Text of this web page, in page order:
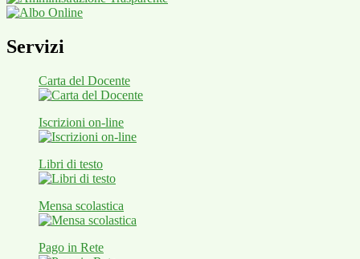
Servizi
Carta del Docente
Iscrizioni on-line
Libri di testo
Mensa scolastica
Pago in Rete